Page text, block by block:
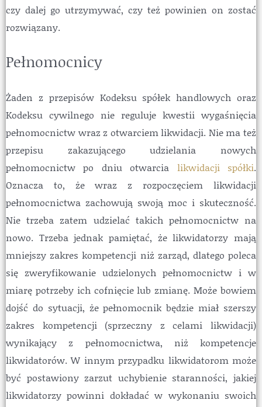
czy dalej go utrzymywać, czy też powinien on zostać
rozwiązany.
Pełnomocnicy
Żaden z przepisów Kodeksu spółek handlowych oraz
Kodeksu cywilnego nie reguluje kwestii wygaśnięcia
pełnomocnictw wraz z otwarciem likwidacji. Nie ma też
przepisu zakazującego udzielania nowych
pełnomocnictw po dniu otwarcia likwidacji spółki.
Oznacza to, że wraz z rozpoczęciem likwidacji
pełnomocnictwa zachowują swoją moc i skuteczność.
Nie trzeba zatem udzielać takich pełnomocnictw na
nowo. Trzeba jednak pamiętać, że likwidatorzy mają
mniejszy zakres kompetencji niż zarząd, dlatego poleca
się zweryfikowanie udzielonych pełnomocnictw i w
miarę potrzeby ich cofnięcie lub zmianę. Może bowiem
dojść do sytuacji, że pełnomocnik będzie miał szerszy
zakres kompetencji (sprzeczny z celami likwidacji)
wynikający z pełnomocnictwa, niż kompetencje
likwidatorów. W innym przypadku likwidatorom może
być postawiony zarzut uchybienie staranności, jakiej
likwidatorzy powinni dokładać w wykonaniu swoich